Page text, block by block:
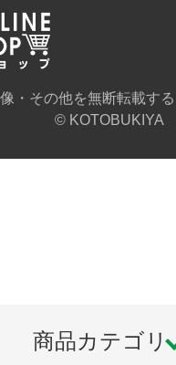
×左右分
脚パーツ×左
手（通常）
」「握り手
(インナーウ
・その他を無断転載す
© KOTOBUKIYA
商品カテゴリ